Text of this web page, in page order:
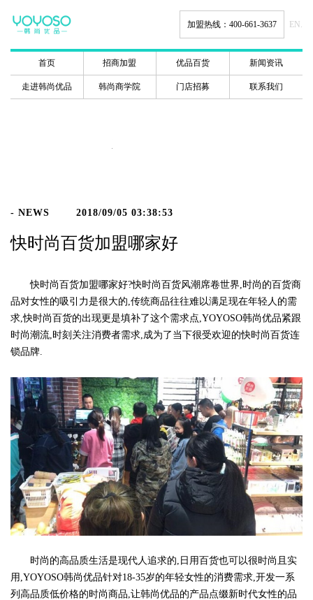
加盟热线：400-661-3637 EN.
首页 招商加盟 优品百货 新闻资讯
走进韩尚优品 韩尚商学院 门店招募 联系我们
- NEWS 2018/09/05 03:38:53
快时尚百货加盟哪家好
快时尚百货加盟哪家好?快时尚百货风潮席卷世界,时尚的百货商
品对女性的吸引力是很大的,传统商品往往难以满足现在年轻人的需
求,快时尚百货的出现更是填补了这个需求点,YOYOSO韩尚优品紧跟
时尚潮流,时刻关注消费者需求,成为了当下很受欢迎的快时尚百货连
锁品牌.
时尚的高品质生活是现代人追求的,日用百货也可以很时尚且实
用,YOYOSO韩尚优品针对18-35岁的年轻女性的消费需求,开发一系
列高品质低价格的时尚商品,让韩尚优品的产品点缀新时代女性的品